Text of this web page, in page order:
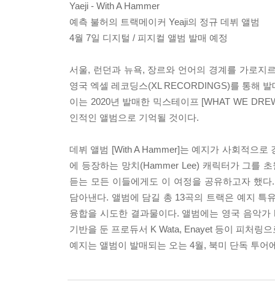
Yaeji - With A Hammer
예측 불허의 트랙메이커 Yeaji의 정규 데뷔 앨범
4월 7일 디지털 / 피지컬 앨범 발매 예정
서울, 런던과 뉴욕, 장르와 언어의 경계를 가로지
영국 엑셀 레코딩스(XL RECORDINGS)를 통해 발
이는 2020년 발매한 믹스테이프 [WHAT WE
인적인 앨범으로 기억될 것이다.
데뷔 앨범 [With A Hammer]는 예지가 사회적으
에 등장하는 망치(Hammer Lee) 캐릭터가 그를
듣는 모든 이들에게도 이 여정을 공유하고자 했
담아낸다. 앨범에 담길 총 13곡의 트랙은 예지 특
융합을 시도한 결과물이다. 앨범에는 영국 음악
기반을 둔 프로듀서 K Wata, Enayet 등이 피처링
예지는 앨범이 발매되는 오는 4월, 북미 단독 투